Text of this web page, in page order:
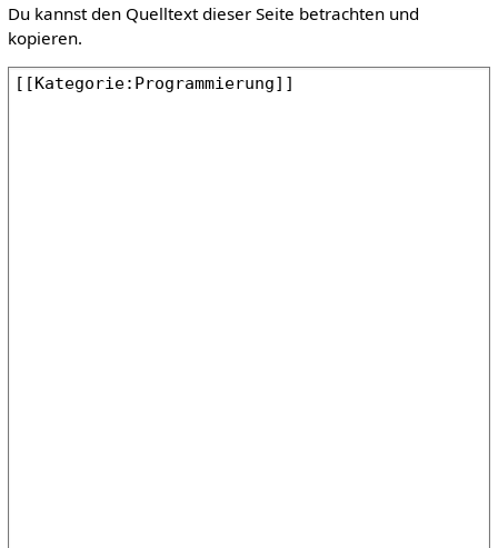
Du kannst den Quelltext dieser Seite betrachten und
kopieren.